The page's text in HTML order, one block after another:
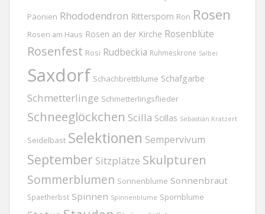
Päonien Rhododendron Rittersporn Ron Rosen
Rosen am Haus Rosen an der Kirche Rosenblüte
Rosenfest Rosi Rudbeckia Ruhmeskrone Salbei
Saxdorf Schachbrettblume Schafgarbe
Schmetterlinge Schmetterlingsflieder
Schneeglöckchen Scilla Scillas Sebastian Kratzert
Seidelbast Selektionen Sempervivum
September Sitzplätze Skulpturen
Sommerblumen Sonnenblume Sonnenbraut
Spaetherbst Spinnen Spinnenblume Spornblume